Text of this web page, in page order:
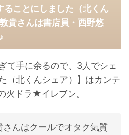
ることにしました（北くん
貴さんは書店員・西野悠
て手に余るので、3人でシェ
（北くんシェア）】はカンテ
火ドラ★イレブン。
さんはクールでオタク気質